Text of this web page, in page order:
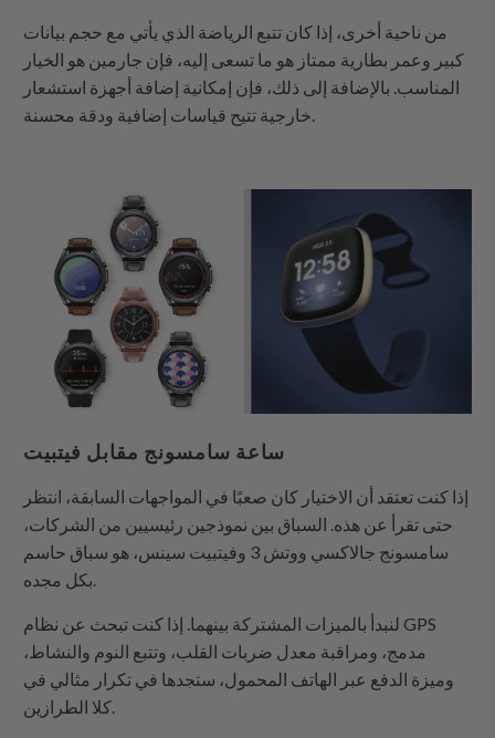
من ناحية أخرى، إذا كان تتبع الرياضة الذي يأتي مع حجم بيانات
كبير وعمر بطارية ممتاز هو ما تسعى إليه، فإن جارمين هو الخيار
المناسب. بالإضافة إلى ذلك، فإن إمكانية إضافة أجهزة استشعار
خارجية تتيح قياسات إضافية ودقة محسنة.
ساعة سامسونج مقابل فيتبيت
إذا كنت تعتقد أن الاختيار كان صعبًا في المواجهات السابقة، انتظر
حتى تقرأ عن هذه. السباق بين نموذجين رئيسيين من الشركات،
سامسونج جالاكسي ووتش 3 وفيتبيت سينس، هو سباق حاسم
بكل مجده.
لنبدأ بالميزات المشتركة بينهما. إذا كنت تبحث عن نظام GPS
مدمج، ومراقبة معدل ضربات القلب، وتتبع النوم والنشاط،
وميزة الدفع عبر الهاتف المحمول، ستجدها في تكرار مثالي في
كلا الطرازين.